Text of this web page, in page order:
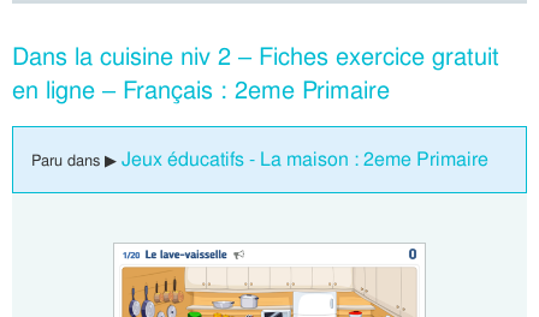
Dans la cuisine niv 2 – Fiches exercice gratuit
en ligne – Français : 2eme Primaire
Paru dans ▶ Jeux éducatifs - La maison : 2eme Primaire